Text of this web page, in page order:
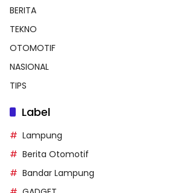
BERITA
TEKNO
OTOMOTIF
NASIONAL
TIPS
Label
Lampung
Berita Otomotif
Bandar Lampung